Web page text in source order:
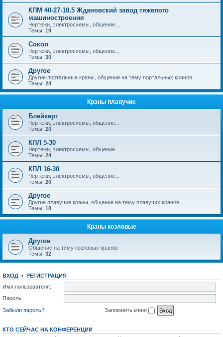
КПМ 40-27-10,5 Ждановский завод тяжелого
машиностроения
Чертежи, электросхемы, общение...
Темы: 19
Сокол
Чертежи, электросхемы, общение...
Темы: 30
Другое
Другие портальные краны, общение на тему портальных кранов
Темы: 24
Краны плавучие
Блейхерт
Чертежи, электросхемы, общение...
Темы: 20
КПЛ 5-30
Чертежи, электросхемы, общение...
Темы: 24
КПЛ 16-30
Чертежи, электросхемы, общение...
Темы: 20
Другое
Другие плавучие краны, общение на тему плавучих кранов
Темы: 18
Краны козловые
Другое
Общение на тему козловых кранов
Темы: 32
ВХОД • РЕГИСТРАЦИЯ
Имя пользователя:
Пароль:
Забыли пароль?
Запомнить меня
КТО СЕЙЧАС НА КОНФЕРЕНЦИИ